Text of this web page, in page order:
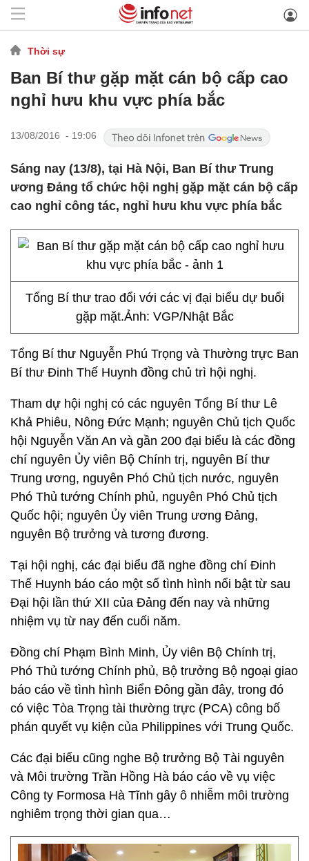
Thời sự
Ban Bí thư gặp mặt cán bộ cấp cao
nghỉ hưu khu vực phía bắc
13/08/2016 - 19:06
Sáng nay (13/8), tại Hà Nội, Ban Bí thư Trung
ương Đảng tổ chức hội nghị gặp mặt cán bộ cấp
cao nghỉ công tác, nghỉ hưu khu vực phía bắc
Tổng Bí thư trao đổi với các vị đại biểu dự buổi
gặp mặt.Ảnh: VGP/Nhật Bắc
Tổng Bí thư Nguyễn Phú Trọng và Thường trực Ban
Bí thư Đinh Thế Huynh đồng chủ trì hội nghị.
Tham dự hội nghị có các nguyên Tổng Bí thư Lê
Khả Phiêu, Nông Đức Mạnh; nguyên Chủ tịch Quốc
hội Nguyễn Văn An và gần 200 đại biểu là các đồng
chí nguyên Ủy viên Bộ Chính trị, nguyên Bí thư
Trung ương, nguyên Phó Chủ tịch nước, nguyên
Phó Thủ tướng Chính phủ, nguyên Phó Chủ tịch
Quốc hội; nguyên Ủy viên Trung ương Đảng,
nguyên Bộ trưởng và tương đương.
Tại hội nghị, các đại biểu đã nghe đồng chí Đinh
Thế Huynh báo cáo một số tình hình nổi bật từ sau
Đại hội lần thứ XII của Đảng đến nay và những
nhiệm vụ từ nay đến cuối năm.
Đồng chí Phạm Bình Minh, Ủy viên Bộ Chính trị,
Phó Thủ tướng Chính phủ, Bộ trưởng Bộ ngoại giao
báo cáo về tình hình Biển Đông gần đây, trong đó
có việc Tòa Trọng tài thường trực (PCA) công bố
phán quyết vụ kiện của Philippines với Trung Quốc.
Các đại biểu cũng nghe Bộ trưởng Bộ Tài nguyên
và Môi trường Trần Hồng Hà báo cáo về vụ việc
Công ty Formosa Hà Tĩnh gây ô nhiễm môi trường
nghiêm trọng thời gian qua…